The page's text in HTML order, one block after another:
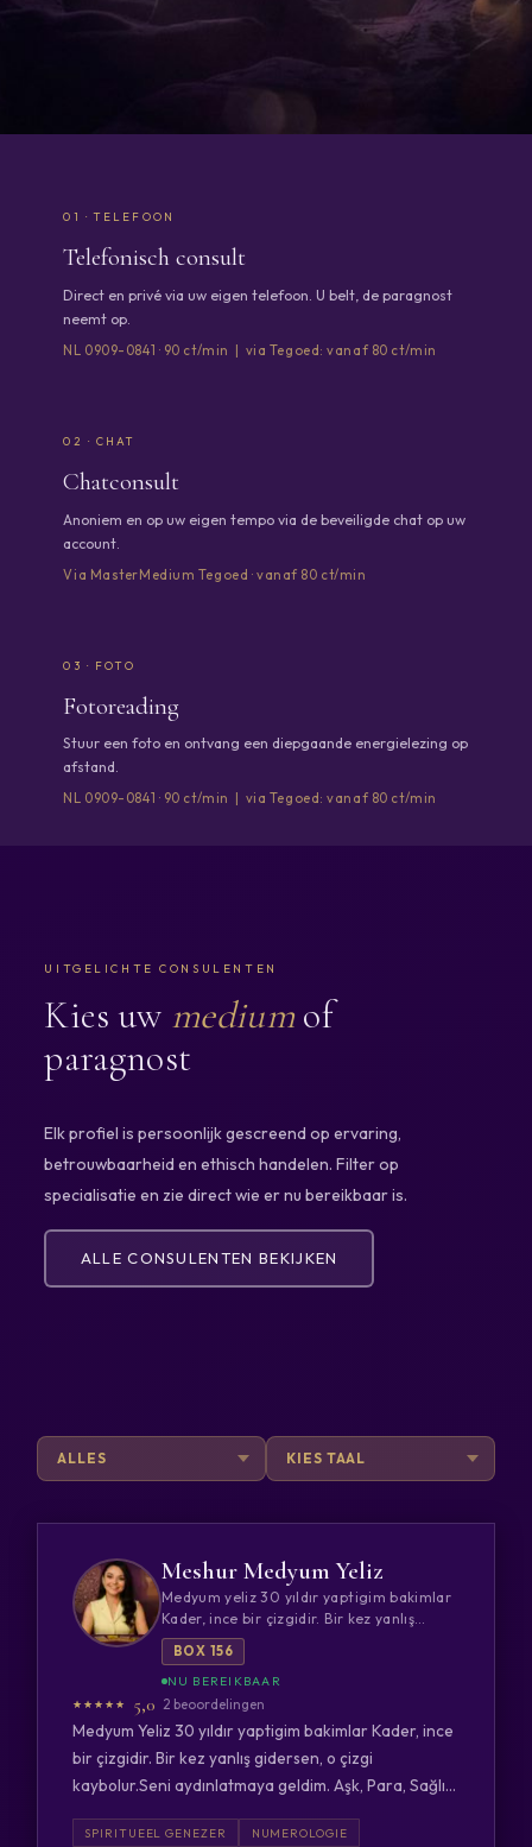
01 · TELEFOON
Telefonisch consult
Direct en privé via uw eigen telefoon. U belt, de paragnost
neemt op.
NL 0909-0841 · 90 ct/min | via Tegoed: vanaf 80 ct/min
02 · CHAT
Chatconsult
Anoniem en op uw eigen tempo via de beveiligde chat op uw
account.
Via MasterMedium Tegoed · vanaf 80 ct/min
03 · FOTO
Fotoreading
Stuur een foto en ontvang een diepgaande energielezing op
afstand.
NL 0909-0841 · 90 ct/min | via Tegoed: vanaf 80 ct/min
UITGELICHTE CONSULENTEN
Kies uw mediumof
paragnost
Elk profiel is persoonlijk gescreend op ervaring,
betrouwbaarheid en ethisch handelen. Filter op
specialisatie en zie direct wie er nu bereikbaar is.
ALLE CONSULENTEN BEKIJKEN
Meshur Medyum Yeliz
Medyum yeliz 30 yıldır yaptigim bakimlar
Kader, ince bir çizgidir. Bir kez yanlış
gidersen, o çizgi kaybolur.Seni
aydınlatmaya geldim. Aşk, Para, Sağlık,
Şans Neden mutsuzluk seninle söylemeye
geldim.
BOX 156
5,0 2 beoordelingen
Medyum Yeliz 30 yıldır yaptigim bakimlar Kader, ince
bir çizgidir. Bir kez yanlış gidersen, o çizgi
kaybolur.Seni aydınlatmaya geldim. Aşk, Para, Sağlık,
Tarot, Kahve Falı, Su Falı, Durugörü, El Falı,
SPIRITUEEL GENEZER
NUMEROLOGIE